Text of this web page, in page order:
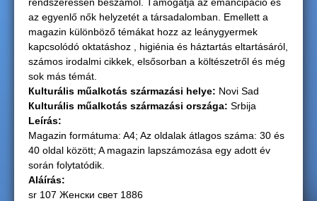
g
i
h
e
l
y
az egyenlő nők helyzetét a társadalomban. Emellett a
magazin különböző témákat hozz az leánygyermek
kapcsolódó oktatáshoz , higiénia és háztartás eltartásáról,
számos irodalmi cikkek, elsősorban a költészetről és még
sok más témát.
Кulturális műalkotás származási helye: Novi Sad
Кulturális műalkotás származási országа: Srbija
Leírás:
Magazin formátuma: A4; Az oldalak átlagos száma: 30 és
40 oldal között; A magazin lapszámozása egy adott év
során folytatódik.
Aláírás:
sr 107 Женски свет 1886